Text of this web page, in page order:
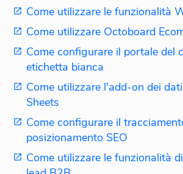
Come utilizzare le funzionalità
Come utilizzare Octoboard
Come configurare il portale del
etichetta bianca
Come utilizzare l'add-on dei
Sheets
Come configurare il
posizionamento SEO
Come utilizzare le funzionalità